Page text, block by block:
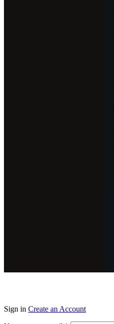
Sign in Create an Account